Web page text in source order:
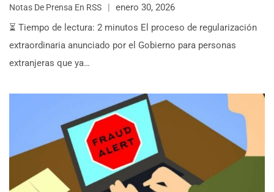
Notas De Prensa En RSS
enero 30, 2026
⏳ Tiempo de lectura: 2 minutos El proceso de regularización
extraordinaria anunciado por el Gobierno para personas
extranjeras que ya…